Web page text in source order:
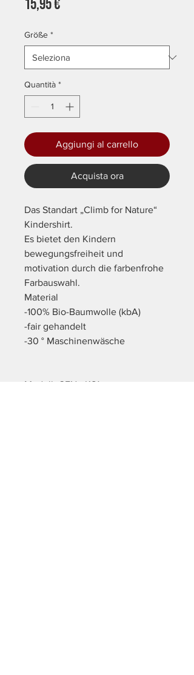
15,95 €Prezzo
Größe *
Quantità *
Aggiungi al carrello
Acquista ora
Das Standart „Climb for Nature“
Kindershirt.
Es bietet den Kindern
bewegungsfreiheit und
motivation durch die farbenfrohe
Farbauswahl.
Material
-100% Bio-Baumwolle (kbA)
-fair gehandelt
-30 ° Maschinenwäsche
Modell: CFN - KS1